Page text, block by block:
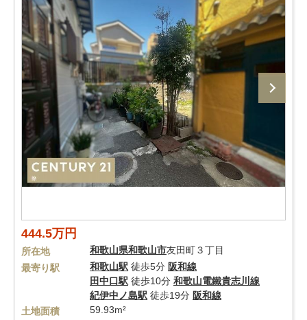
444.5万円
所在地 和歌山県和歌山市友田町３丁目
最寄り駅
和歌山駅 徒歩5分 阪和線
田中口駅 徒歩10分 和歌山電鐵貴志川線
紀伊中ノ島駅 徒歩19分 阪和線
土地面積
59.93m²